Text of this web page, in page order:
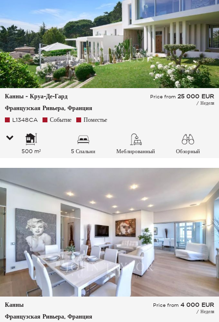
Канны - Круа-Де-Гард
Французская Ривьера, Франция
Price from 25 000 EUR
/ Неделя
L1348CA Событие Поместье
500 m² 5 Спальни Меблированный Обзорный
Канны
Французская Ривьера, Франция
Price from 4 000 EUR
/ Неделя